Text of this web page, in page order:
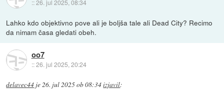
::26. jul 2025, 08:34
Lahko kdo objektivno pove ali je boljša tale ali Dead City? Recimo
da nimam časa gledati obeh.
oo7
::26. jul 2025, 20:24
delavec44 je26. jul 2025 ob 08:34izjavil: